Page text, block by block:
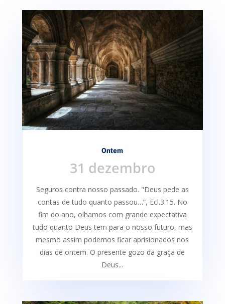
Ontem
31 dezembro
Seguros contra nosso passado. "Deus pede as
contas de tudo quanto passou…”, Ecl.3:15. No
fim do ano, olhamos com grande expectativa
tudo quanto Deus tem para o nosso futuro, mas
mesmo assim podemos ficar aprisionados nos
dias de ontem. O presente gozo da graça de
Deus...